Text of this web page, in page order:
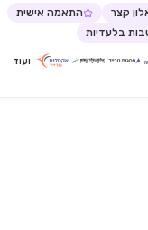
קצר
התאמה אישית
בלעדיות
ועוד